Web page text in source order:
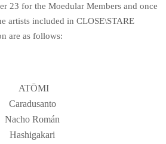
23 for the Moedular Members and once
artists included in CLOSE\STARE
are as follows:
ATŌMI
Caradusanto
Nacho Román
Hashigakari